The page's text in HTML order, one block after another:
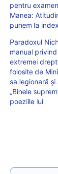
pentru
Manea:
punem la index
Paradoxul
manual
extremei
folosite de
sa legionară
„Binele
poeziile lui